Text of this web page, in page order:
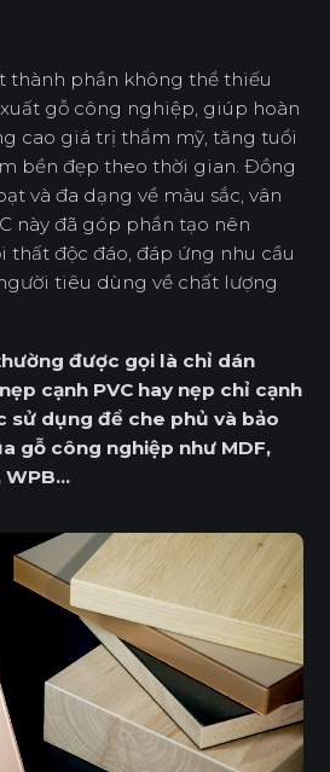
Gold Metallic
Carbon Silver Metallic
End-grain
gặp khi dán chỉ nhựa PVC
nghiệp
và bảo quản chỉ dán cạnh gỗ
ra sao?
có gia công chỉ dán cạnh
chỉ nhựa PVC ở đâu?
thành phần không thể thiếu
gỗ công nghiệp, giúp hoàn
cao giá trị thẩm mỹ, tăng tuổi
bền đẹp theo thời gian. Đồng
và đa dạng về màu sắc, vân
này đã góp phần tạo nên
thất độc đáo, đáp ứng nhu cầu
tiêu dùng về chất lượng
được gọi là chỉ dán
cạnh PVC hay nẹp chỉ cạnh
sử dụng để che phủ và bảo
gỗ công nghiệp như MDF,